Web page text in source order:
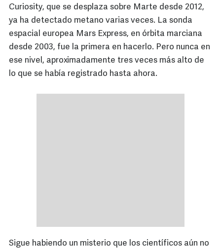
Curiosity, que se desplaza sobre Marte desde 2012,
ya ha detectado metano varias veces. La sonda
espacial europea Mars Express, en órbita marciana
desde 2003, fue la primera en hacerlo. Pero nunca en
ese nivel, aproximadamente tres veces más alto de
lo que se había registrado hasta ahora.
Sigue habiendo un misterio que los científicos aún no